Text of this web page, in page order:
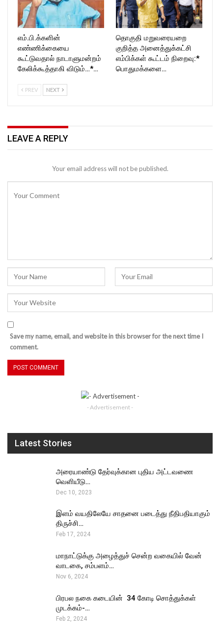
எம்.பி.க்களின்
எண்ணிக்கையை
கூட்டுவதால் நாடாளுமன்றம்
கேலிக்கூத்தாகி விடும்…*…
தொகுதி மறுவரையறை
குறித்த அனைத்துக்கட்சி
எம்பிக்கள் கூட்டம் நிறைவு:*
பொதுமக்களை…
PREV NEXT
LEAVE A REPLY
Your email address will not be published.
Save my name, email, and website in this browser for the next time I
comment.
- Advertisement -
Latest Stories
அரையாண்டு தேர்வுக்கான புதிய அட்டவணை
வெளியீடு…
Dec 10, 2023
இளம் வயதிலேயே சாதனை படைத்து நீதிபதியாகும்
திருச்சி…
Feb 17, 2024
மாநாட்டுக்கு அழைத்துச் சென்ற வகையில் வேன்
வாடகை, சம்பளம்…
Nov 6, 2024
பிரபல நகை கடையின் ₹ 34 கோடி சொத்துக்கள்
முடக்கம்-…
Feb 2, 2024